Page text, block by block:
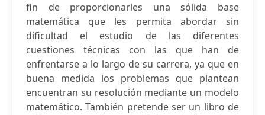
fin de proporcionarles una sólida base
matemática que les permita abordar sin
dificultad el estudio de las diferentes
cuestiones técnicas con las que han de
enfrentarse a lo largo de su carrera, ya que en
buena medida los problemas que plantean
encuentran su resolución mediante un modelo
matemático. También pretende ser un libro de